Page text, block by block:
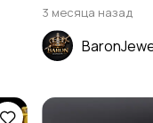
3 месяца назад